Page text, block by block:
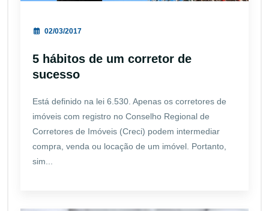
02/03/2017
5 hábitos de um corretor de
sucesso
Está definido na lei 6.530. Apenas os corretores de
imóveis com registro no Conselho Regional de
Corretores de Imóveis (Creci) podem intermediar
compra, venda ou locação de um imóvel. Portanto,
sim...